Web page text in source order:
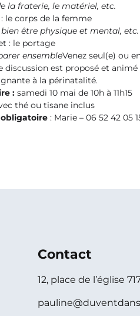
la fraterie, le matériel, etc.
le corps de la femme
bien être physique et mental, etc.
: le portage
ensembleVenez seul(e) ou
discussion est proposé et
à la périnatalité.
:samedi 10 mai de 10hà 11h15
thé ou tisane inclus
: Marie – 06 52 42 05
Contact
12, place de l’église